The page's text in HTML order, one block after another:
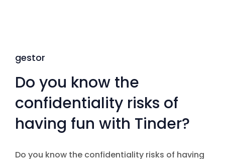
gestor
Do you know the
confidentiality risks of
having fun with Tinder?
Do you know the confidentiality risks of having